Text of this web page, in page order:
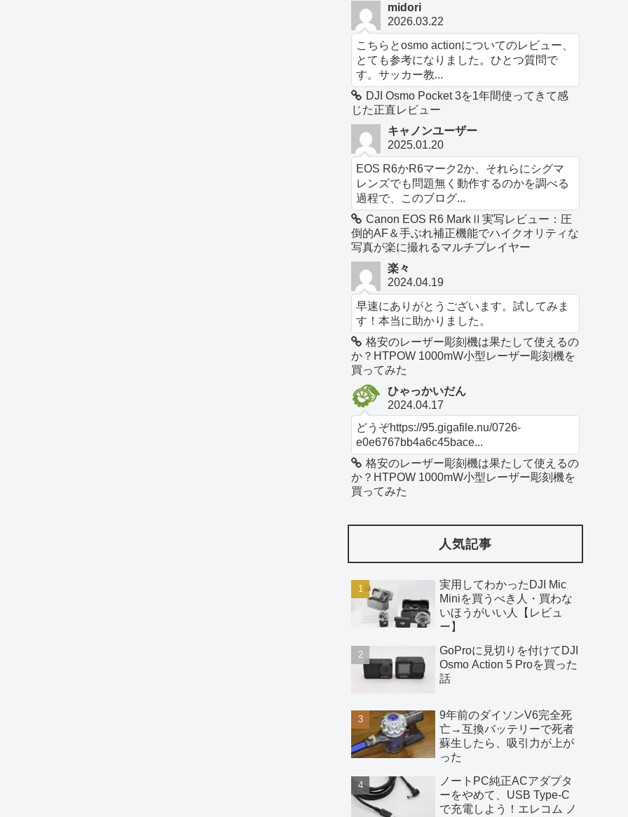
midori
2026.03.22
こちらとosmo actionについてのレビュー、
とても参考になりました。ひとつ質問で
す。サッカー教...
DJI Osmo Pocket 3を1年間使ってきて感
じた正直レビュー
キャノンユーザー
2025.01.20
EOS R6かR6マーク2か、それらにシグマ
レンズでも問題無く動作するのかを調べる
過程で、このブログ...
Canon EOS R6 MarkⅡ実写レビュー：圧
倒的AF＆手ぶれ補正機能でハイクオリティな
写真が楽に撮れるマルチプレイヤー
楽々
2024.04.19
早速にありがとうございます。試してみま
す！本当に助かりました。
格安のレーザー彫刻機は果たして使えるの
か？HTPOW 1000mW小型レーザー彫刻機を
買ってみた
ひゃっかいだん
2024.04.17
どうぞhttps://95.gigafile.nu/0726-
e0e6767bb4a6c45bace...
格安のレーザー彫刻機は果たして使えるの
か？HTPOW 1000mW小型レーザー彫刻機を
買ってみた
人気記事
実用してわかったDJI Mic
Miniを買うべき人・買わな
いほうがいい人【レビュ
ー】
GoProに見切りを付けてDJI
Osmo Action 5 Proを買った
話
9年前のダイソンV6完全死
亡→互換バッテリーで死者
蘇生したら、吸引力が上が
った
ノートPC純正ACアダプタ
ーをやめて、USB Type-C
で充電しよう！エレコム ノ